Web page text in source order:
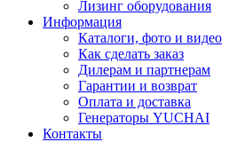
Лизинг оборудования
Информация
Каталоги, фото и видео
Как сделать заказ
Дилерам и партнерам
Гарантии и возврат
Оплата и доставка
Генераторы YUCHAI
Контакты